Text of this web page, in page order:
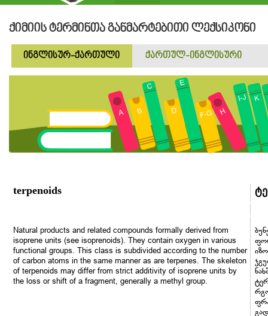
ქიმიის ტერმინთა განმარტებითი ლექსიკონი
ინგლისურ-ქართული ქართულ-ინგლისური
terpenoids
Natural products and related compounds formally derived from
isoprene units (see isoprenoids). They contain oxygen in various
functional groups. This class is subdivided according to the number
of carbon atoms in the same manner as are terpenes. The skeleton
of terpenoids may differ from strict additivity of isoprene units by
the loss or shift of a fragment, generally a methyl group.